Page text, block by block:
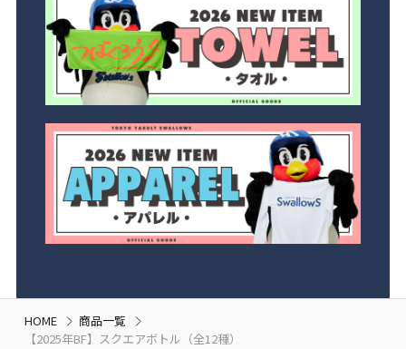
HOME
商品一覧
【2025年BF】スクエアボトル（全12種）